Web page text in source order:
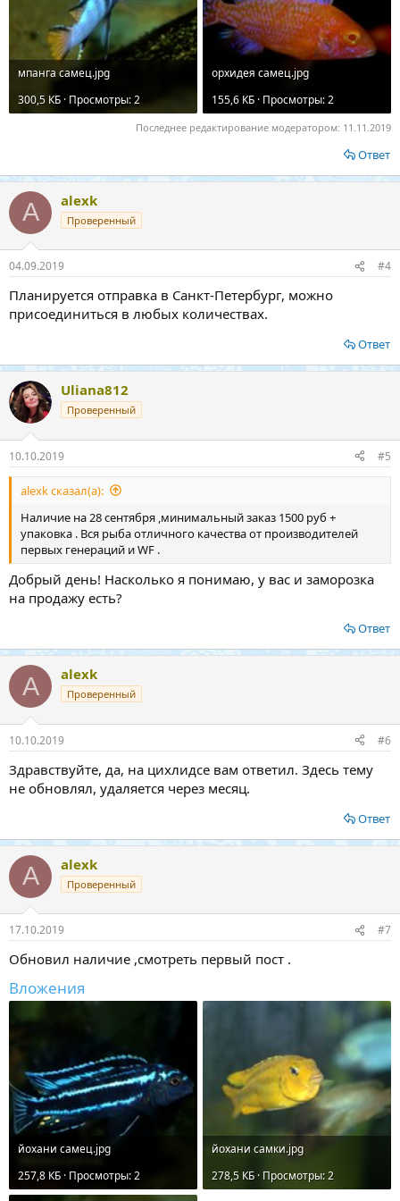
мпанга самец.jpg
300,5 КБ · Просмотры: 2
орхидея самец.jpg
155,6 КБ · Просмотры: 2
Последнее редактирование модератором: 11.11.2019
Ответ
A alexk
Проверенный
04.09.2019 #4
Планируется отправка в Санкт-Петербург, можно
присоединиться в любых количествах.
Ответ
Uliana812
Проверенный
10.10.2019 #5
alexk сказал(а):
Наличие на 28 сентября ,минимальный заказ 1500 руб +
упаковка . Вся рыба отличного качества от производителей
первых генераций и WF .
Добрый день! Насколько я понимаю, у вас и заморозка
на продажу есть?
Ответ
A alexk
Проверенный
10.10.2019 #6
Здравствуйте, да, на цихлидсе вам ответил. Здесь тему
не обновлял, удаляется через месяц.
Ответ
A alexk
Проверенный
17.10.2019 #7
Обновил наличие ,смотреть первый пост .
Вложения
йохани самец.jpg
257,8 КБ · Просмотры: 2
йохани самки.jpg
278,5 КБ · Просмотры: 2